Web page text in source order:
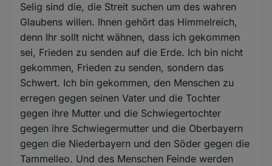
Selig sind die, die Streit suchen um des wahren
Glaubens willen. Ihnen gehört das Himmelreich,
denn Ihr sollt nicht wähnen, dass ich gekommen
sei, Frieden zu senden auf die Erde. Ich bin nicht
gekommen, Frieden zu senden, sondern das
Schwert. Ich bin gekommen, den Menschen zu
erregen gegen seinen Vater und die Tochter
gegen ihre Mutter und die Schwiegertochter
gegen ihre Schwiegermutter und die Oberbayern
gegen die Niederbayern und den Söder gegen die
Tammelleo. Und des Menschen Feinde werden